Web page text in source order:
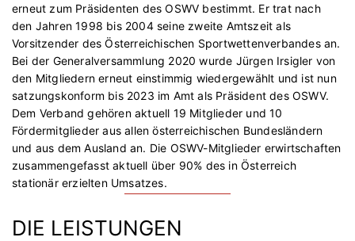
erneut zum Präsidenten des OSWV bestimmt. Er trat nach
den Jahren 1998 bis 2004 seine zweite Amtszeit als
Vorsitzender des Österreichischen Sportwettenverbandes an.
Bei der Generalversammlung 2020 wurde Jürgen Irsigler von
den Mitgliedern erneut einstimmig wiedergewählt und ist nun
satzungskonform bis 2023 im Amt als Präsident des OSWV.
Dem Verband gehören aktuell 19 Mitglieder und 10
Fördermitglieder aus allen österreichischen Bundesländern
und aus dem Ausland an. Die OSWV-Mitglieder erwirtschaften
zusammengefasst aktuell über 90% des in Österreich
stationär erzielten Umsatzes.
DIE LEISTUNGEN